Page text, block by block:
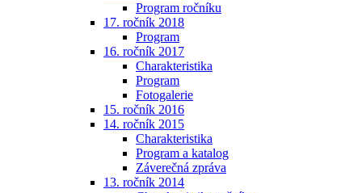
Program ročníku
17. ročník 2018
Program
16. ročník 2017
Charakteristika
Program
Fotogalerie
15. ročník 2016
14. ročník 2015
Charakteristika
Program a katalog
Záverečná zpráva
13. ročník 2014